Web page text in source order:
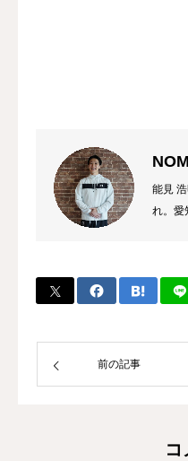
能見
れ。愛
のプロ
ら選
キック
とし
力を入
前の記事
コ